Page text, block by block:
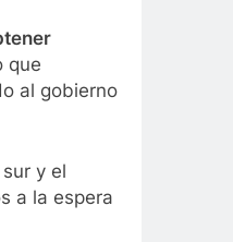
que
al gobierno
y el
a la espera